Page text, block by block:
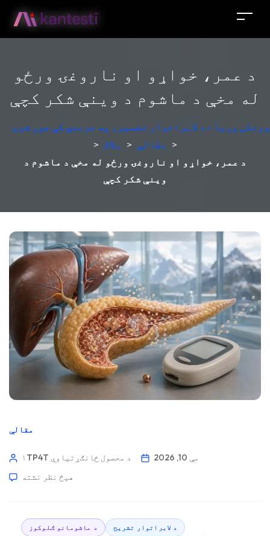
د عمر، خواړو او ناروغۍ ورځو
له مخې د ماشوم د وینې شکر کچې
وړیا - د لابراتوار تفسیر، په جرمني کې جوړ شوی
> بلاګ > مقالې >
د عمر، خواړو او ناروغۍ ورځو له مخې د ماشوم د
وینې شکر کچې
مقالې
۱TP4T د محصول ځانګړتیاوې
مې 10, 2026
هیڅ نظر نشته
د ماشومانو ګلوکوز د لابراتوار تشریح